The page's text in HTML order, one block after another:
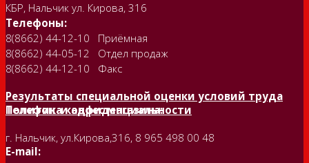
КБР, Нальчик ул. Кирова, 316
Телефоны:
8(8662) 44-12-10 Приёмная
8(8662) 44-05-12 Отдел продаж
8(8662) 44-12-10 Факс
Результаты специальной оценки условий труда
Политика конфиденциальности
Телефон и адрес магазина:
г. Нальчик, ул.Кирова,316, 8 965 498 00 48
E-mail: